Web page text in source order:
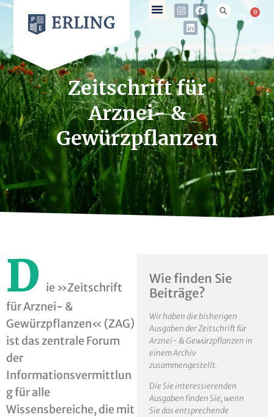
0
Zeitschrift für
Arznei- &
Gewürzpflanzen
D ie »Zeitschrift
für Arznei- &
Gewürzpflanzen« (ZAG)
ist das zentrale Forum
der
Informationsvermittlun
g für alle
Wissensbereiche, die mit
Wie finden Sie
Beiträge?
Wir haben die bisherigen
Ausgaben der Zeitschrift für
Arznei- & Gewürzpflanzen in
einem Archiv
zusammengestellt.
Die Sie interessierenden
Ausgaben finden Sie, wenn
Sie das entsprechende